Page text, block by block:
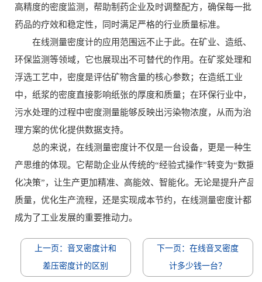
高精度的密度监测，帮助制药企业及时调整配方，确保每一批
药品的疗效和稳定性，同时满足严格的行业质量标准。
在线测量密度计的应用范围远不止于此。在矿业、造纸、
环保监测等领域，它也展现出不可替代的作用。在矿浆处理和
浮选工艺中，密度是评估矿物含量的核心参数；在造纸工业
中，纸浆的密度直接影响纸张的厚度和质量；在环保行业中，
污水处理的过程中密度测量能够反映出污染物浓度，从而为治
理方案的优化提供数据支持。
总的来说，在线测量密度计不仅是一台设备，更是一种生
产思维的体现。它帮助企业从传统的“经验式操作”转变为“数据
化决策”，让生产更加精准、高能效、智能化。无论是提升产品
质量，优化生产流程，还是实现成本节约，在线测量密度计都
成为了工业发展的重要推动力。
上一页：音叉密度计和
差压密度计的区别
下一页：在线音叉密度
计多少钱一台？